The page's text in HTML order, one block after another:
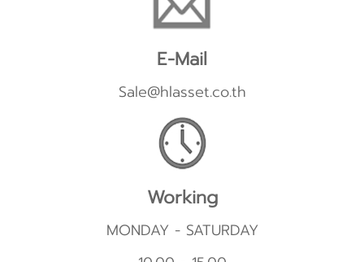
E-Mail
Sale@hlasset.co.th
Working
MONDAY - SATURDAY